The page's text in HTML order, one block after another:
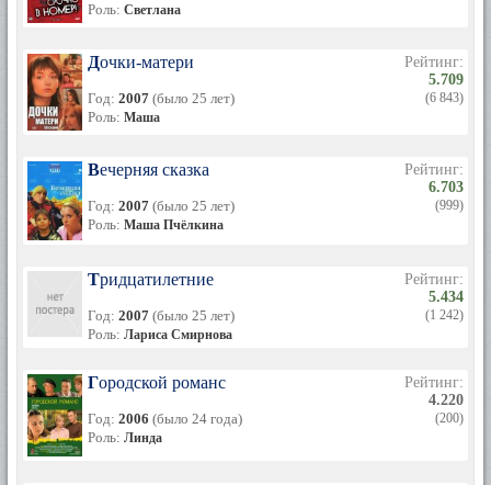
Роль: Светлана
Дочки-матери
Год: 2007 (было 25 лет)
Роль: Маша
Рейтинг:
5.709
(6 843)
Вечерняя сказка
Год: 2007 (было 25 лет)
Роль: Маша Пчёлкина
Рейтинг:
6.703
(999)
Тридцатилетние
Год: 2007 (было 25 лет)
Роль: Лариса Смирнова
Рейтинг:
5.434
(1 242)
Городской романс
Год: 2006 (было 24 года)
Роль: Линда
Рейтинг:
4.220
(200)